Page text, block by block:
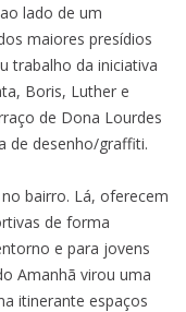
lado de um
maiores presídios
trabalho da iniciativa
Boris, Luther e
de Dona Lourdes
de desenho/graffiti.
bairro. Lá, oferecem
de forma
e para jovens
Amanhã virou uma
itinerante espaços